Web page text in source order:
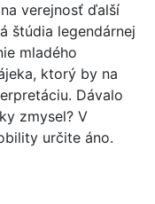
verejnosť ďalší
štúdia legendárnej
mladého
ktorý by na
Dávalo
zmysel? V
určite áno.